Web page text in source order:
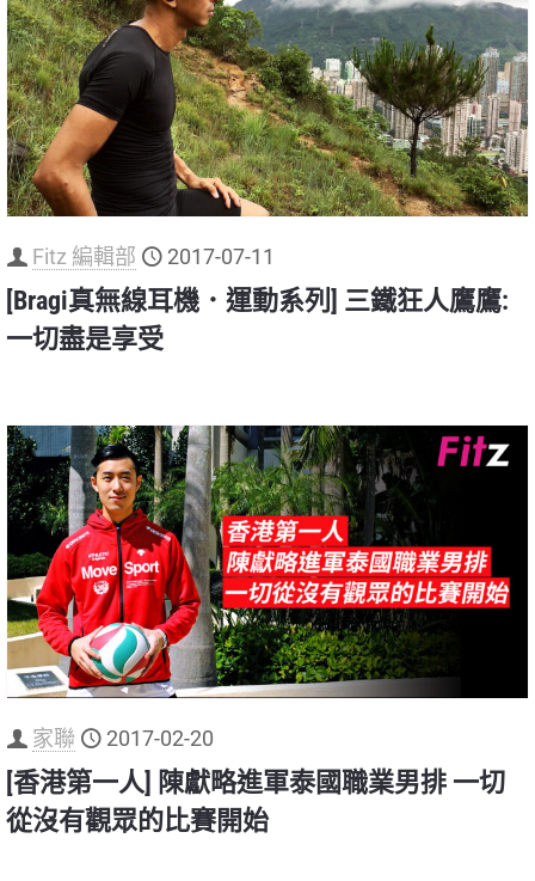
Fitz 編輯部 2017-07-11
[Bragi真無線耳機．運動系列] 三鐵狂人鷹鷹:
一切盡是享受
家聯 2017-02-20
[香港第一人] 陳獻略進軍泰國職業男排 一切
從沒有觀眾的比賽開始